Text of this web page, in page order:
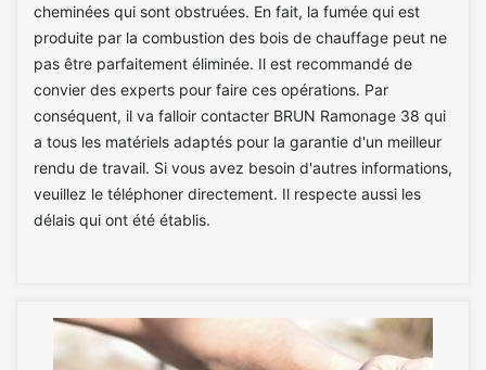
cheminées qui sont obstruées. En fait, la fumée qui est
produite par la combustion des bois de chauffage peut ne
pas être parfaitement éliminée. Il est recommandé de
convier des experts pour faire ces opérations. Par
conséquent, il va falloir contacter BRUN Ramonage 38 qui
a tous les matériels adaptés pour la garantie d'un meilleur
rendu de travail. Si vous avez besoin d'autres informations,
veuillez le téléphoner directement. Il respecte aussi les
délais qui ont été établis.